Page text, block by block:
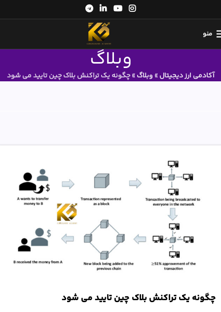
منو
وبلاگ
آکادمی ارز دیجیتال» وبلاگ»چگونه یک تراکنش بلاک چین تایید می شود
چگونه یک تراکنش بلاک چین تایید می شود